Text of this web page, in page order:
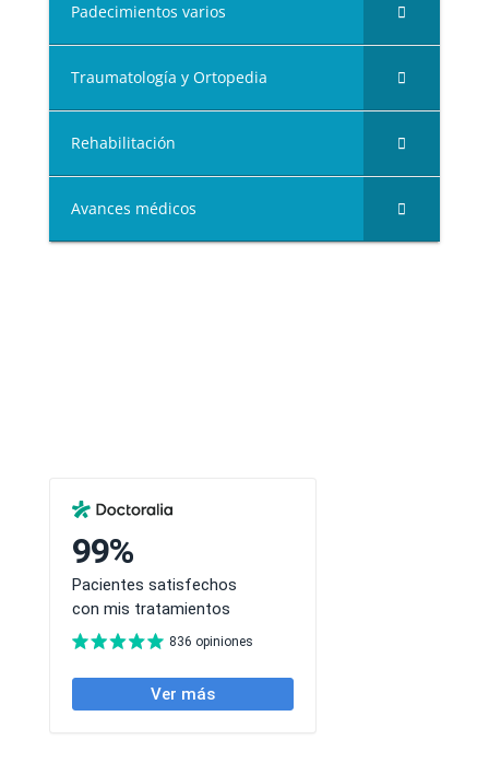
Padecimientos varios
Traumatología y Ortopedia
Rehabilitación
Avances médicos